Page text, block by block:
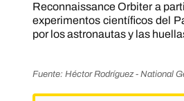
Reconnaissance Orbiter a
experimentos científicos del
por los astronautas y las
Fuente: Héctor Rodríguez - National